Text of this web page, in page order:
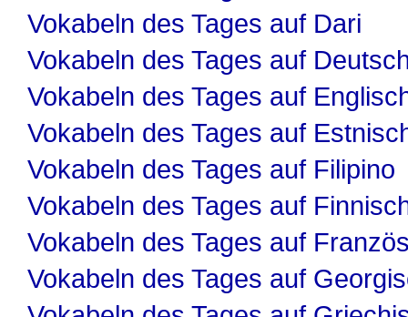
Vokabeln des Tages auf Dari
Vokabeln des Tages auf
Vokabeln des Tages auf
Vokabeln des Tages auf
Vokabeln des Tages auf Filipino
Vokabeln des Tages auf
Vokabeln des Tages auf
Vokabeln des Tages auf